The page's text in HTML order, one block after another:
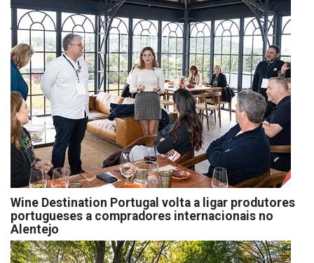
Wine Destination Portugal volta a ligar produtores
portugueses a compradores internacionais no
Alentejo